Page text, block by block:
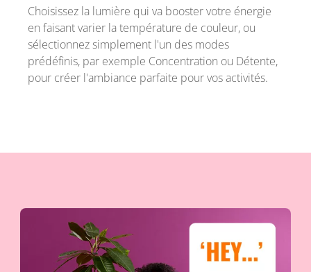
Choisissez la lumière qui va booster votre énergie
en faisant varier la température de couleur, ou
sélectionnez simplement l'un des modes
prédéfinis, par exemple Concentration ou Détente,
pour créer l'ambiance parfaite pour vos activités.